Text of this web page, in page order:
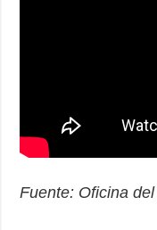
Fuente: Oficina